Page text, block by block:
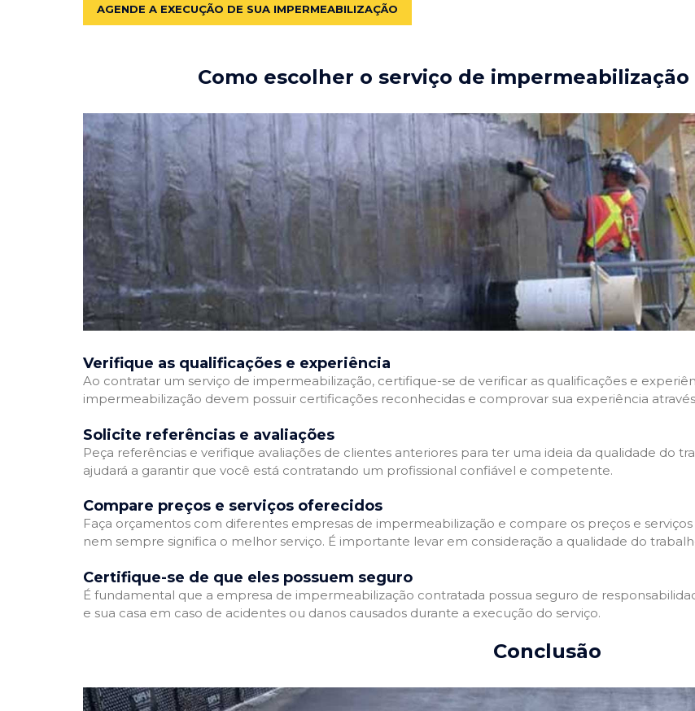
AGENDE A EXECUÇÃO DE SUA IMPERMEABILIZAÇÃO
Como escolher o serviço de impermeabilização
Verifique as qualificações e experiência
Ao contratar um serviço de impermeabilização, certifique-se de verificar as qualificações e
impermeabilização devem possuir certificações reconhecidas e comprovar sua experiência
Solicite referências e avaliações
Peça referências e verifique avaliações de clientes anteriores para ter uma ideia da qualidade do
ajudará a garantir que você está contratando um profissional confiável e competente.
Compare preços e serviços oferecidos
Faça orçamentos com diferentes empresas de impermeabilização e compare os preços e
nem sempre significa o melhor serviço. É importante levar em consideração a qualidade do
Certifique-se de que eles possuem seguro
É fundamental que a empresa de impermeabilização contratada possua seguro de
e sua casa em caso de acidentes ou danos causados durante a execução do serviço.
Conclusão